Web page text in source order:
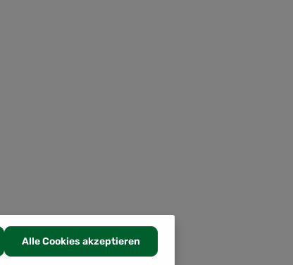
Alle Cookies akzeptieren